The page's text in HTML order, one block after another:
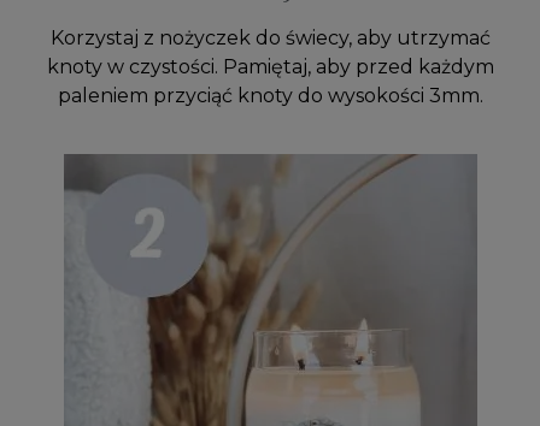
Korzystaj z nożyczek do świecy, aby utrzymać
knoty w czystości. Pamiętaj, aby przed każdym
paleniem przyciąć knoty do wysokości 3mm.